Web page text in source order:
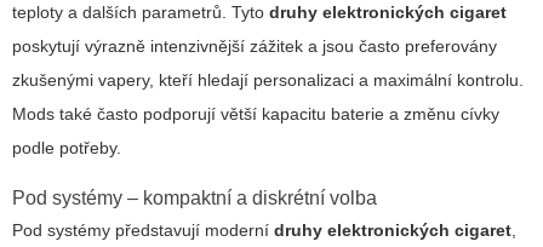
teploty a dalších parametrů. Tyto druhy elektronických cigaret
poskytují výrazně intenzivnější zážitek a jsou často preferovány
zkušenými vapery, kteří hledají personalizaci a maximální kontrolu.
Mods také často podporují větší kapacitu baterie a změnu cívky
podle potřeby.
Pod systémy – kompaktní a diskrétní volba
Pod systémy představují moderní druhy elektronických cigaret